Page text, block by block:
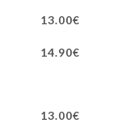
13.00€
14.90€
13.00€